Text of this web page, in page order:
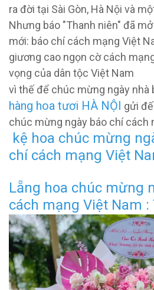
ra đời tại Sài Gòn, Hà Nội và
Nhưng báo "Thanh niên" đã
mới: báo chí cách mạng Việt
giương cao ngọn cờ cách
vọng của dân tộc Việt Nam
vì thế để chúc mừng ngày nhà
hàng hoa tươi HÀ NỘI gửi
chúc mừng ngày báo chí cách
kệ hoa chúc mừng
chí cách mạng Việt
Lẵng hoa chúc mừng
cách mạng Việt Nam :